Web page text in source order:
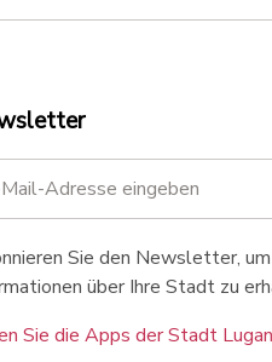
Sie den Newsletter,
über Ihre Stadt zu
Sie die Apps der Stadt